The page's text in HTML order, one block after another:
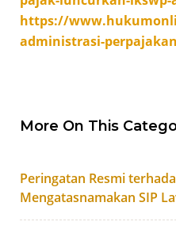
https://
administrasi-
More On This
Peringatan Resmi
Mengatasnamakan SIP